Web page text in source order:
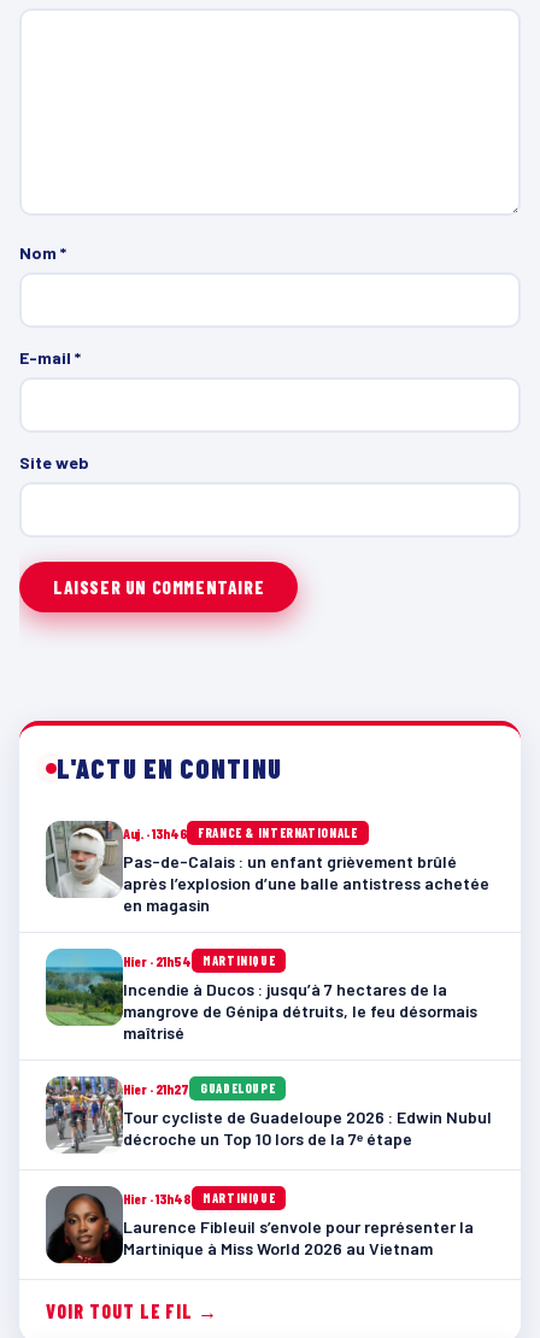
Nom *
E-mail *
Site web
L'ACTU EN CONTINU
Auj. · 13h46 FRANCE & INTERNATIONALE
Pas-de-Calais : un enfant grièvement brûlé
après l’explosion d’une balle antistress achetée
en magasin
Hier · 21h54 MARTINIQUE
Incendie à Ducos : jusqu’à 7 hectares de la
mangrove de Génipa détruits, le feu désormais
maîtrisé
Hier · 21h27 GUADELOUPE
Tour cycliste de Guadeloupe 2026 : Edwin Nubul
décroche un Top 10 lors de la 7ᵉ étape
Hier · 13h48 MARTINIQUE
Laurence Fibleuil s’envole pour représenter la
Martinique à Miss World 2026 au Vietnam
VOIR TOUT LE FIL →